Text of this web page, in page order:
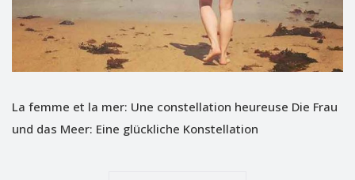
La femme et la mer: Une constellation heureuse Die Frau
und das Meer: Eine glückliche Konstellation